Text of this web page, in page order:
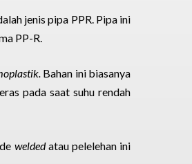
jenis pipa PPR. Pipa ini
PP-R.
Bahan ini biasanya
pada saat suhu rendah
weldedatau pelelehan ini